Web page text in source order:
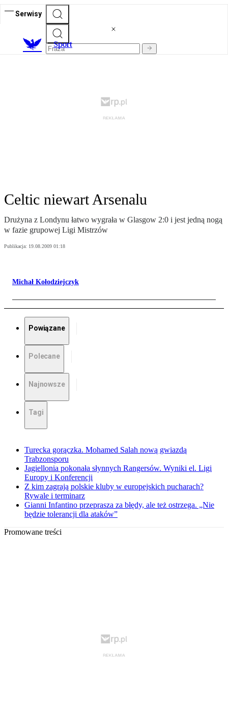
Serwisy
Sport
Celtic niewart Arsenalu
Drużyna z Londynu łatwo wygrała w Glasgow 2:0 i jest jedną nogą
w fazie grupowej Ligi Mistrzów
Publikacja: 19.08.2009 01:18
Michał Kołodziejczyk
Powiązane
Polecane
Najnowsze
Tagi
Turecka gorączka. Mohamed Salah nową gwiazdą
Trabzonsporu
Jagiellonia pokonała słynnych Rangersów. Wyniki el. Ligi
Europy i Konferencji
Z kim zagrają polskie kluby w europejskich pucharach?
Rywale i terminarz
Gianni Infantino przeprasza za błędy, ale też ostrzega. „Nie
będzie tolerancji dla ataków”
Promowane treści